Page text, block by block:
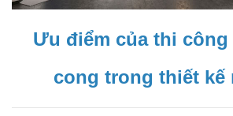
Ưu điểm của thi công
cong trong thiết kế